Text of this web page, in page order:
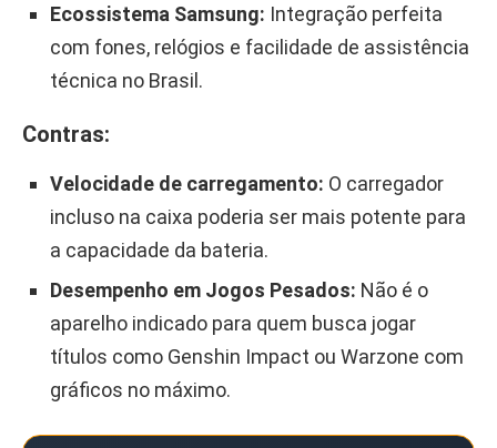
Ecossistema Samsung: Integração perfeita
com fones, relógios e facilidade de assistência
técnica no Brasil.
Contras:
Velocidade de carregamento: O carregador
incluso na caixa poderia ser mais potente para
a capacidade da bateria.
Desempenho em Jogos Pesados: Não é o
aparelho indicado para quem busca jogar
títulos como Genshin Impact ou Warzone com
gráficos no máximo.